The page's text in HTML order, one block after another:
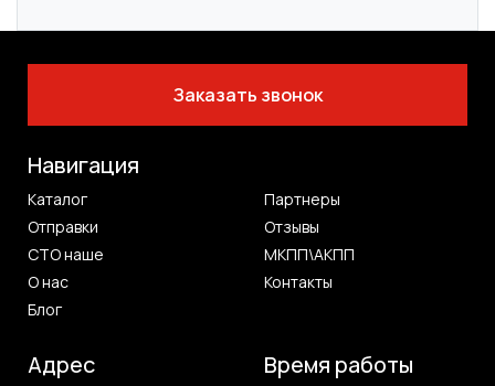
Заказать звонок
Навигация
Каталог
Партнеры
Отправки
Отзывы
СТО наше
МКПП\АКПП
О нас
Контакты
Блог
Адрес Время работы